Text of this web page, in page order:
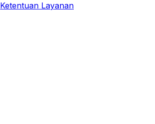
Ketentuan Layanan